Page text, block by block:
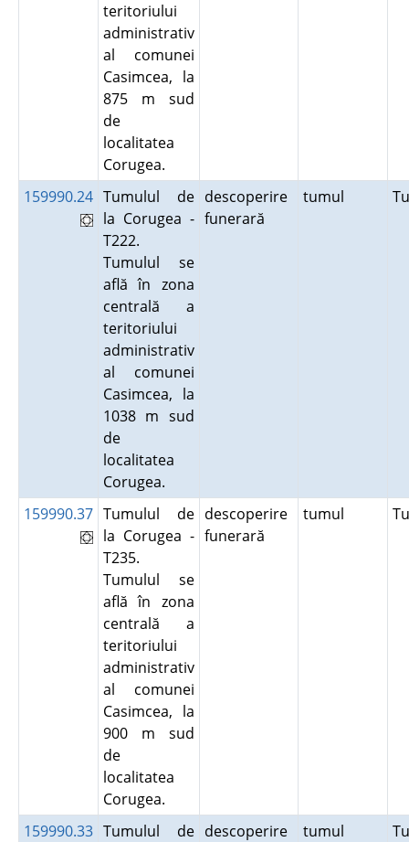
teritoriului
administrativ
al comunei
Casimcea, la
875 m sud
de
localitatea
Corugea.
159990.24 Tumulul de
la Corugea -
T222.
Tumulul se
află în zona
centrală a
teritoriului
administrativ
al comunei
Casimcea, la
1038 m sud
de
localitatea
Corugea.
descoperire
funerară
tumul
159990.37 Tumulul de
la Corugea -
T235.
Tumulul se
află în zona
centrală a
teritoriului
administrativ
al comunei
Casimcea, la
900 m sud
de
localitatea
Corugea.
descoperire
funerară
tumul
159990.33 Tumulul de descoperire
tumul